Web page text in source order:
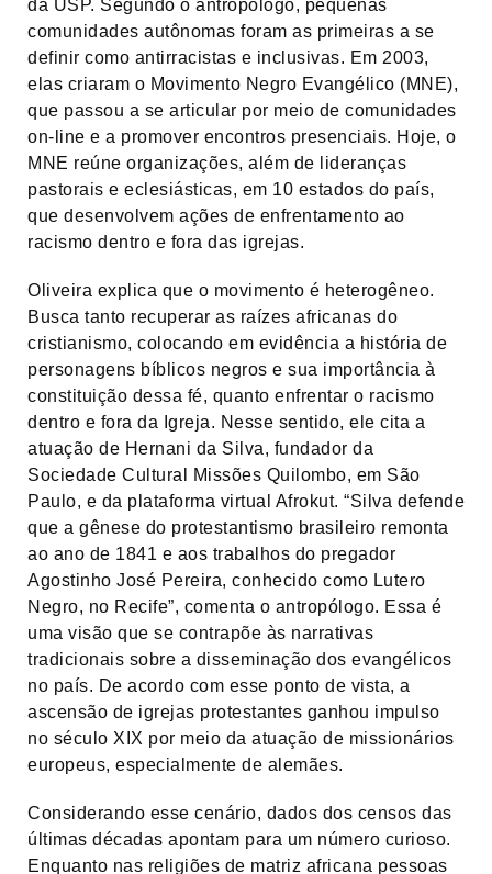
da USP. Segundo o antropólogo, pequenas
comunidades autônomas foram as primeiras a se
definir como antirracistas e inclusivas. Em 2003,
elas criaram o Movimento Negro Evangélico (MNE),
que passou a se articular por meio de comunidades
on-line e a promover encontros presenciais. Hoje, o
MNE reúne organizações, além de lideranças
pastorais e eclesiásticas, em 10 estados do país,
que desenvolvem ações de enfrentamento ao
racismo dentro e fora das igrejas.
Oliveira explica que o movimento é heterogêneo.
Busca tanto recuperar as raízes africanas do
cristianismo, colocando em evidência a história de
personagens bíblicos negros e sua importância à
constituição dessa fé, quanto enfrentar o racismo
dentro e fora da Igreja. Nesse sentido, ele cita a
atuação de Hernani da Silva, fundador da
Sociedade Cultural Missões Quilombo, em São
Paulo, e da plataforma virtual Afrokut. “Silva defende
que a gênese do protestantismo brasileiro remonta
ao ano de 1841 e aos trabalhos do pregador
Agostinho José Pereira, conhecido como Lutero
Negro, no Recife”, comenta o antropólogo. Essa é
uma visão que se contrapõe às narrativas
tradicionais sobre a disseminação dos evangélicos
no país. De acordo com esse ponto de vista, a
ascensão de igrejas protestantes ganhou impulso
no século XIX por meio da atuação de missionários
europeus, especialmente de alemães.
Considerando esse cenário, dados dos censos das
últimas décadas apontam para um número curioso.
Enquanto nas religiões de matriz africana pessoas